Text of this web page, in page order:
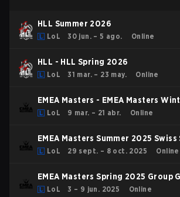
HLL Summer 2026
LoL 30 jun. – 5 ago. Online
HLL - HLL Spring 2026
LoL 31 mar. – 23 may. Online
EMEA Masters - EMEA Masters
LoL 9 mar. – 21 abr. Online
EMEA Masters Summer 2025 Swiss
LoL 29 sept. – 8 oct. 2025 Online
EMEA Masters Spring 2025 Group G
LoL 3 – 9 jun. 2025 Online